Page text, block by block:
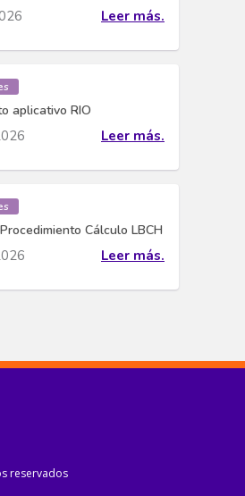
Leer más.
aplicativo RIO
Leer más.
Cálculo LBCH
Leer más.
reservados